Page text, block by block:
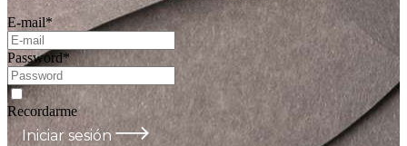
E-mail*
Password*
Recordarme
Iniciar sesión